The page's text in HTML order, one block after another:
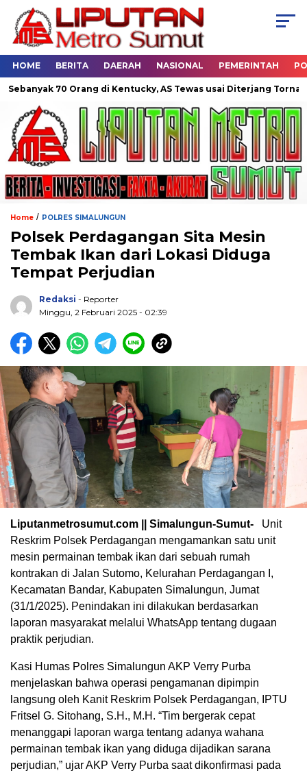
HOME BERITA DAERAH NASIONAL PEMERINTAH
70 Orang di Kentucky, AS Tewas usai Diterjang Tornado Dahsyat
Home / POLRES SIMALUNGUN
Polsek Perdagangan Sita Mesin
Tembak Ikan dari Lokasi Diduga
Tempat Perjudian
Redaksi - Reporter
Minggu, 2 Februari 2025 - 02:39
Liputanmetrosumut.com || Simalungun-Sumut- Unit
Reskrim Polsek Perdagangan mengamankan satu unit
mesin permainan tembak ikan dari sebuah rumah
kontrakan di Jalan Sutomo, Kelurahan Perdagangan I,
Kecamatan Bandar, Kabupaten Simalungun, Jumat
(31/1/2025). Penindakan ini dilakukan berdasarkan
laporan masyarakat melalui WhatsApp tentang dugaan
praktik perjudian.
Kasi Humas Polres Simalungun AKP Verry Purba
menjelaskan bahwa operasi pengamanan dipimpin
langsung oleh Kanit Reskrim Polsek Perdagangan, IPTU
Fritsel G. Sitohang, S.H., M.H. “Tim bergerak cepat
menanggapi laporan warga tentang adanya wahana
permainan tembak ikan yang diduga dijadikan sarana
perjudian,” ujar AKP Verry Purba saat dikonfirmasi pada